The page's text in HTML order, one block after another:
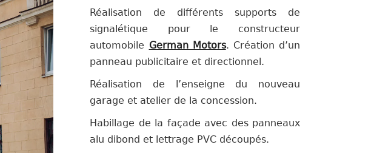
Réalisation de différents supports de
signalétique pour le constructeur
automobile German Motors. Création d’un
panneau publicitaire et directionnel.
Réalisation de l’enseigne du nouveau
garage et atelier de la concession.
Habillage de la façade avec des panneaux
alu dibond et lettrage PVC découpés.